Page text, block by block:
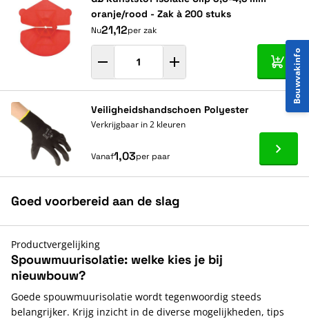
oranje/rood - Zak à 200 stuks
Nu21,12per zak
In
Veiligheidshandschoen Polyester
Verkrijgbaar in 2 kleuren
Vanaf1,03per paar Ga
Goed voorbereid aan de slag
Productvergelijking
Spouwmuurisolatie: welke kies je bij
nieuwbouw?
Goede spouwmuurisolatie wordt tegenwoordig steeds
belangrijker. Krijg inzicht in de diverse mogelijkheden, tips
Bouwvakinfo